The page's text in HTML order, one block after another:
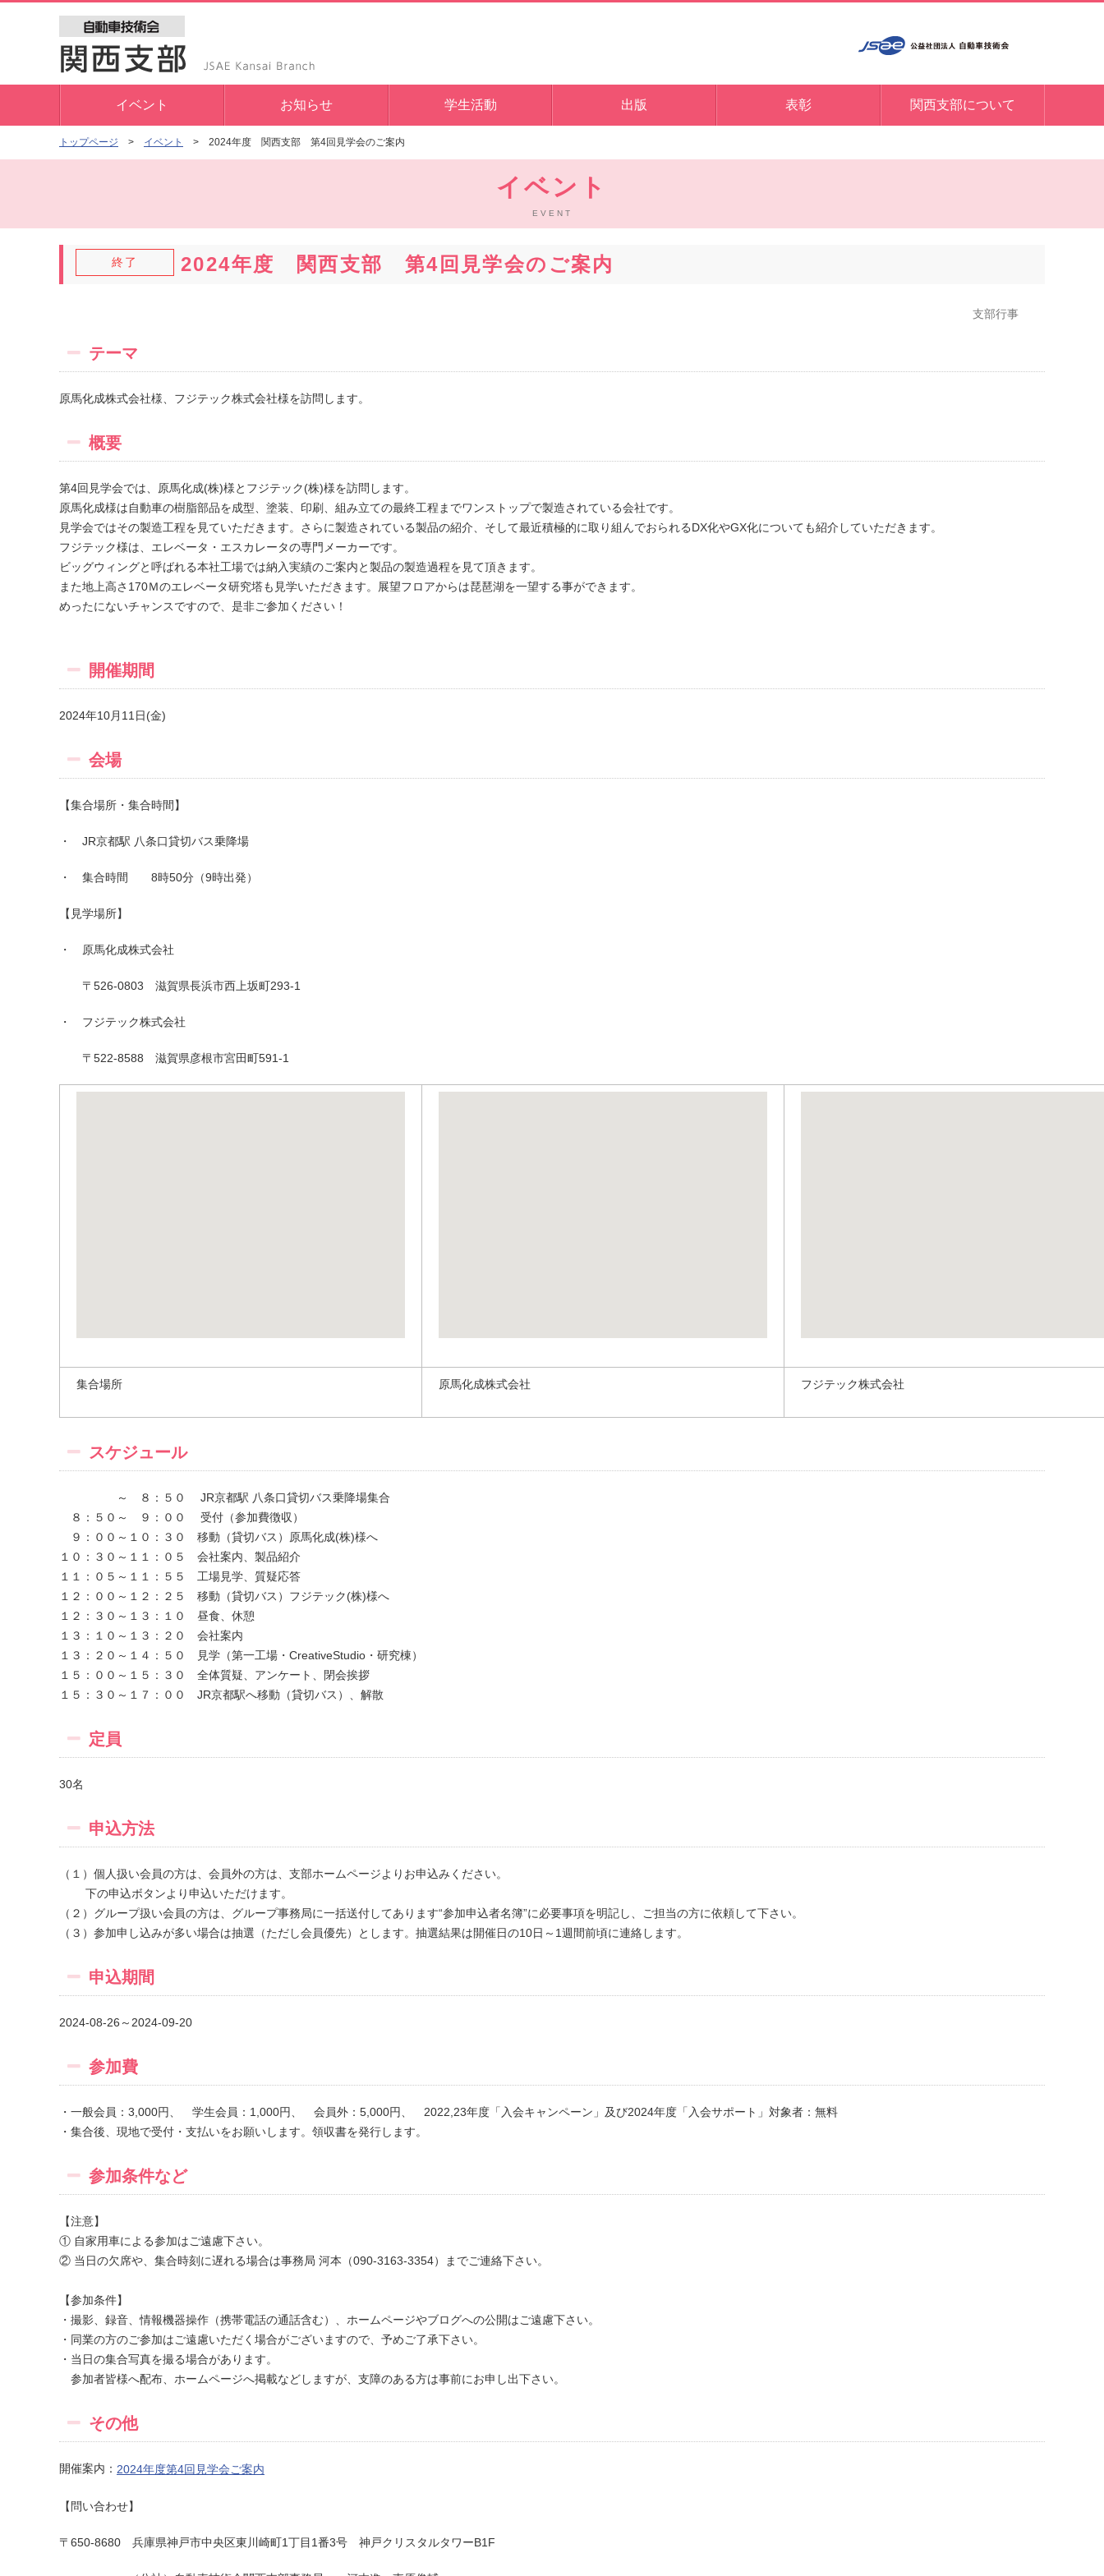
イベント お知らせ 学生活動 出版 表彰 関西支部について
トップページ イベント 2024年度 関西支部 第4回見学会のご案内
イベント
EVENT
終了 2024年度 関西支部 第4回見学会のご案内
支部行事
テーマ
原馬化成株式会社様、フジテック株式会社様を訪問します。
概要
第4回見学会では、原馬化成(株)様とフジテック(株)様を訪問します。
原馬化成様は自動車の樹脂部品を成型、塗装、印刷、組み立ての最終工程までワンストップで製造されている会社です。
見学会ではその製造工程を見ていただきます。さらに製造されている製品の紹介、そして最近積極的に取り組んでおられるDX化やGX化についても紹介していただきます。
フジテック様は、エレベータ・エスカレータの専門メーカーです。
ビッグウィングと呼ばれる本社工場では納入実績のご案内と製品の製造過程を見て頂きます。
また地上高さ170Ｍのエレベータ研究塔も見学いただきます。展望フロアからは琵琶湖を一望する事ができます。
めったにないチャンスですので、是非ご参加ください！
開催期間
2024年10月11日(金)
会場
【集合場所・集合時間】
・ JR京都駅 八条口貸切バス乗降場
・ 集合時間 8時50分（9時出発）
【見学場所】
・ 原馬化成株式会社
〒 526-0803 滋賀県長浜市西上坂町293-1
・ フジテック株式会社
〒522-8588 滋賀県彦根市宮田町591-1
集合場所 原馬化成株式会社 フジテック株式会社
スケジュール
～ ８：５０ JR京都駅 八条口貸切バス乗降場集合
８：５０～ ９：００ 受付（参加費徴収）
９：００～１０：３０ 移動（貸切バス）原馬化成(株)様へ
１０：３０～１１：０５ 会社案内、製品紹介
１１：０５～１１：５５ 工場見学、質疑応答
１２：００～１２：２５ 移動（貸切バス）フジテック(株)様へ
１２：３０～１３：１０ 昼食、休憩
１３：１０～１３：２０ 会社案内
１３：２０～１４：５０ 見学（第一工場・CreativeStudio・研究棟）
１５：００～１５：３０ 全体質疑、アンケート、閉会挨拶
１５：３０～１７：００ JR京都駅へ移動（貸切バス）、解散
定員
30名
申込方法
（１）個人扱い会員の方は、会員外の方は、支部ホームページよりお申込みください。
下の申込ボタンより申込いただけます。
（２）グループ扱い会員の方は、グループ事務局に一括送付してあります“参加申込者名簿”に必要事項を明記し、ご担当の方に依頼して下さい。
（３）参加申し込みが多い場合は抽選（ただし会員優先）とします。抽選結果は開催日の10日～1週間前頃に連絡します。
申込期間
2024-08-26～2024-09-20
参加費
・一般会員：3,000円、 学生会員：1,000円、 会員外：5,000円、 2022,23年度「入会キャンペーン」及び2024年度「入会サポート」対象者：無料
・集合後、現地で受付・支払いをお願いします。領収書を発行します。
参加条件など
【注意】
① 自家用車による参加はご遠慮下さい。
② 当日の欠席や、集合時刻に遅れる場合は事務局 河本（090-3163-3354）までご連絡下さい。
【参加条件】
・撮影、録音、情報機器操作（携帯電話の通話含む）、ホームページやブログへの公開はご遠慮下さい。
・同業の方のご参加はご遠慮いただく場合がございますので、予めご了承下さい。
・当日の集合写真を撮る場合があります。
参加者皆様へ配布、ホームページへ掲載などしますが、支障のある方は事前にお申し出下さい。
その他
開催案内： 2024年度第4回見学会ご案内
【問い合わせ】
〒650-8680 兵庫県神戸市中央区東川崎町1丁目1番3号 神戸クリスタルタワーB1F